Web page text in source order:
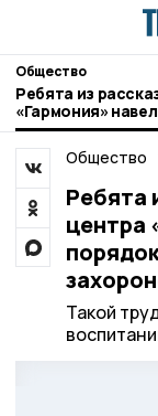
Общество
Ребята из
«Гармония»
воинских
Общество
Ребята
центра
Такой